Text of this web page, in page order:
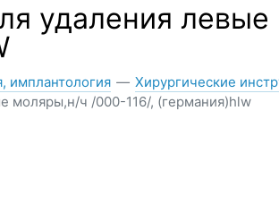
удаления
имплантология — Хирургические
моляры,н/ч /000-116/, (германия)hlw